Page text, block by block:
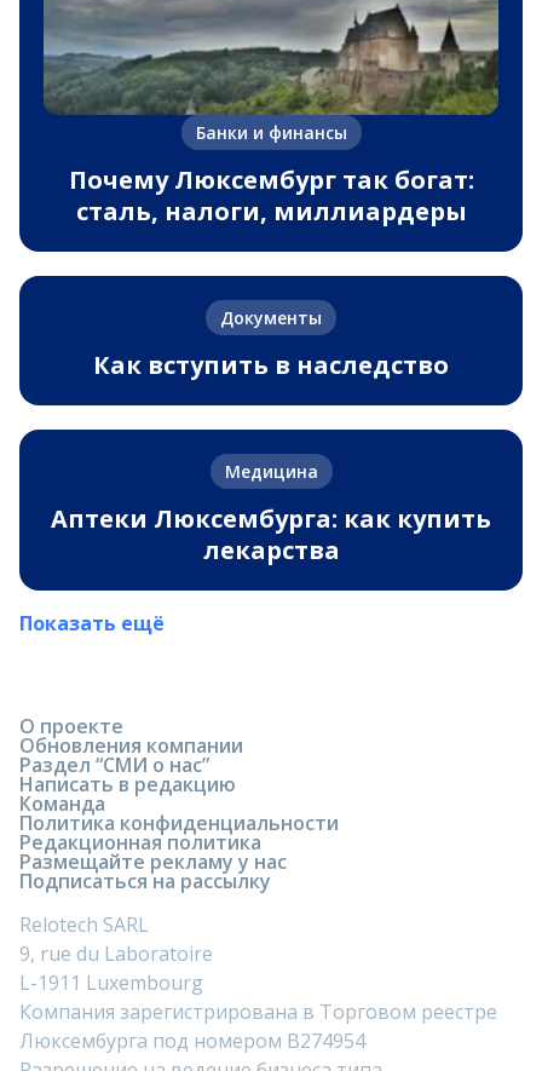
Банки и финансы
Почему Люксембург так богат:
сталь, налоги, миллиардеры
Документы
Как вступить в наследство
Медицина
Аптеки Люксембурга: как купить
лекарства
Показать ещё
О проекте
Обновления компании
Раздел “СМИ о нас”
Написать в редакцию
Команда
Политика конфиденциальности
Редакционная политика
Размещайте рекламу у нас
Подписаться на рассылку
Relotech SARL
9, rue du Laboratoire
L-1911 Luxembourg
Компания зарегистрирована в Торговом реестре
Люксембурга под номером B274954